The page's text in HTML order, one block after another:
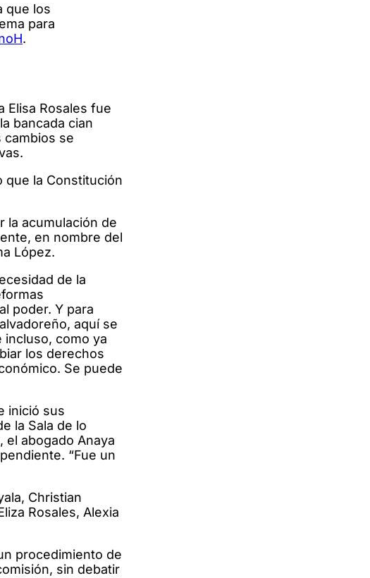
que los
para
.
Elisa Rosales fue
bancada cian
cambios se
que la Constitución
la acumulación de
en nombre del
López.
de la
poder. Y para
aquí se
incluso, como ya
los derechos
Se puede
inició sus
la Sala de lo
abogado Anaya
“Fue un
Christian
Rosales, Alexia
procedimiento de
sin debatir